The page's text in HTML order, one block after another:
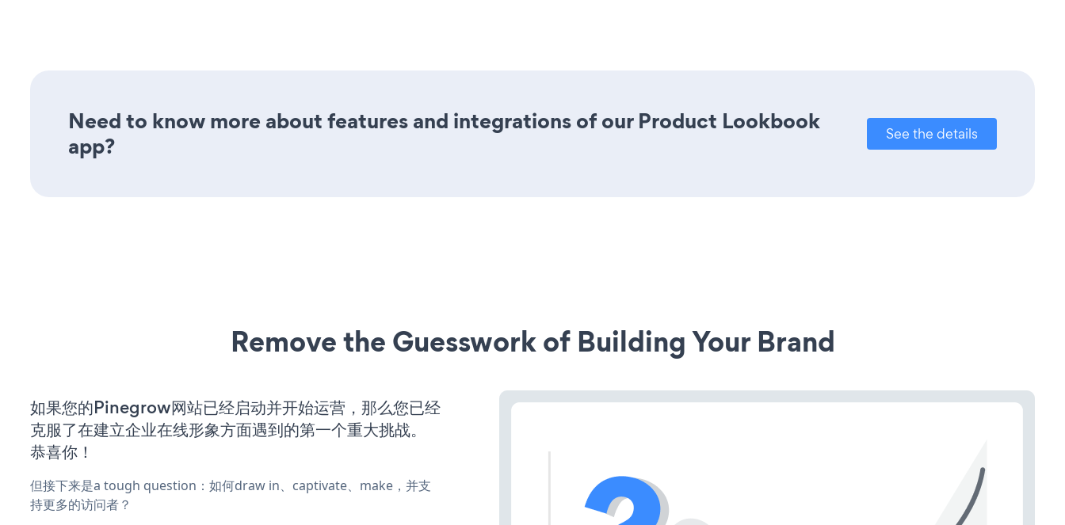
Need to know more about features and integrations of our Product Lookbook
app?
See the details
Remove the Guesswork of Building Your Brand
如果您的Pinegrow网站已经启动并开始运营，那么您已经
克服了在建立企业在线形象方面遇到的第一个重大挑战。
恭喜你！
但接下来是a tough question：如何draw in、captivate、make，并支
持更多的访问者？